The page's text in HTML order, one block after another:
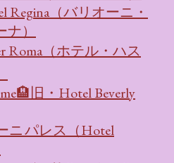
Regina（バリオーニ・
）
Roma（ホテル・ハス
旧・Hotel Beverly
ニ パレス（Hotel